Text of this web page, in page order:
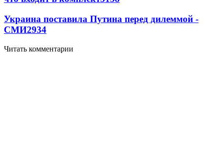
Украина поставила Путина перед дилеммой -
СМИ2934
Читать комментарии